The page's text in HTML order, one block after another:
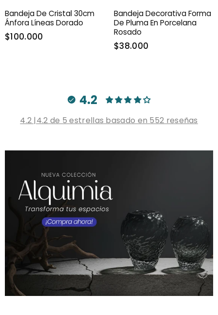
Bandeja De Cristal 30cm
Ánfora Líneas Dorado
$100.000
Bandeja Decorativa Forma
De Pluma En Porcelana
Rosado
$38.000
4.2
4.2 |4.2 de 5 estrellas basado en 552 reseñas